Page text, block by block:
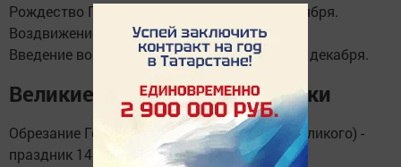
Рождество Пресвятой Богородицы 21 сентября.
Воздвижение Креста Господня 27 сентября.
Введение во храм Пресвятой Богородицы 4 декабря.
Великие церковные праздники
Обрезание Господне (Святителя Василия Великого) -
праздник 14 января.